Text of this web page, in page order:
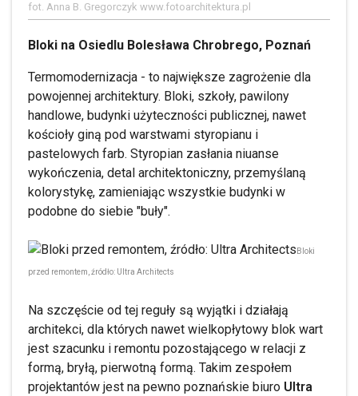
fot. Anna B. Gregorczyk www.fotoarchitektura.pl
Bloki na Osiedlu Bolesława Chrobrego, Poznań
Termomodernizacja - to największe zagrożenie dla
powojennej architektury. Bloki, szkoły, pawilony
handlowe, budynki użyteczności publicznej, nawet
kościoły giną pod warstwami styropianu i
pastelowych farb. Styropian zasłania niuanse
wykończenia, detal architektoniczny, przemyślaną
kolorystykę, zamieniając wszystkie budynki w
podobne do siebie "buły".
Bloki
przed remontem, źródło: Ultra Architects
Na szczęście od tej reguły są wyjątki i działają
architekci, dla których nawet wielkopłytowy blok wart
jest szacunku i remontu pozostającego w relacji z
formą, bryłą, pierwotną formą. Takim zespołem
projektantów jest na pewno poznańskie biuro Ultra